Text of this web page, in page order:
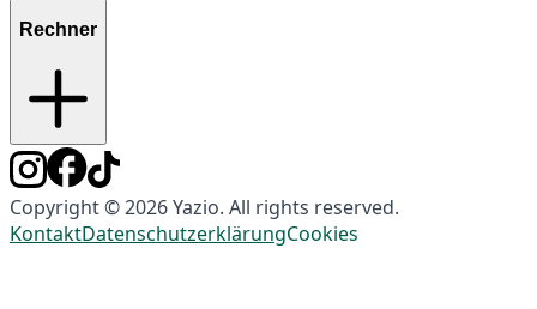
Rechner
Copyright © 2026 Yazio. All rights reserved.
KontaktDatenschutzerklärungCookies